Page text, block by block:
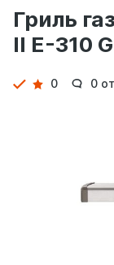
Гриль
II E-310
Детали
0 0